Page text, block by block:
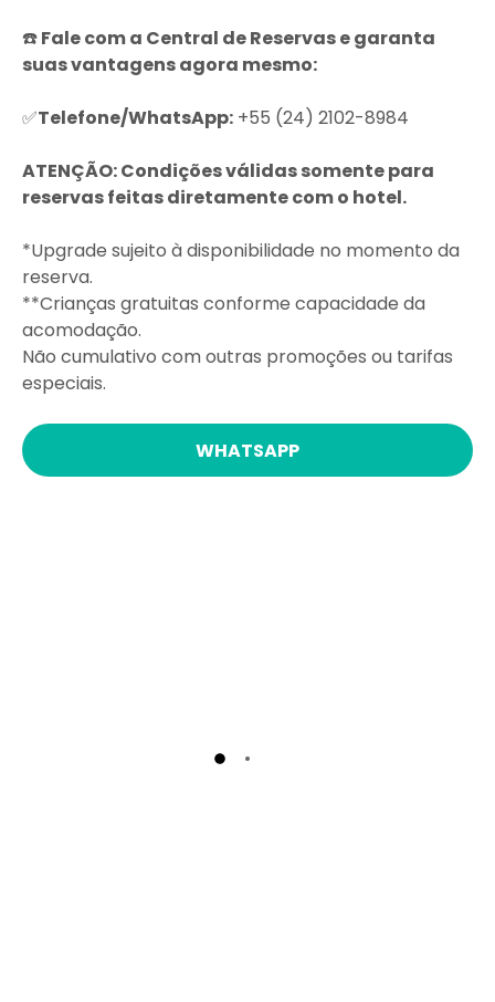
☎️Fale com a Central de Reservas e garanta
suas vantagens agora mesmo:
✅Telefone/WhatsApp: +55 (24) 2102-8984
ATENÇÃO: Condições válidas somente para
reservas feitas diretamente com o hotel.
*Upgrade sujeito à disponibilidade no momento da
reserva.
**Crianças gratuitas conforme capacidade da
acomodação.
Não cumulativo com outras promoções ou tarifas
especiais.
WHATSAPP